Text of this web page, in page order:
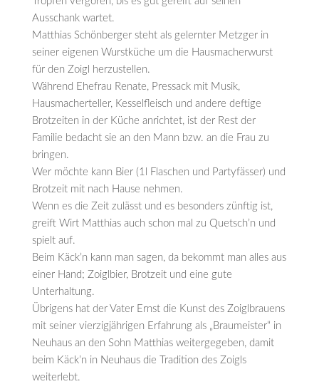
Ausschank wartet.
Matthias Schönberger steht als gelernter Metzger in
seiner eigenen Wurstküche um die Hausmacherwurst
für den Zoigl herzustellen.
Während Ehefrau Renate, Pressack mit Musik,
Hausmacherteller, Kesselfleisch und andere deftige
Brotzeiten in der Küche anrichtet, ist der Rest der
Familie bedacht sie an den Mann bzw. an die Frau zu
bringen.
Wer möchte kann Bier (1l Flaschen und Partyfässer) und
Brotzeit mit nach Hause nehmen.
Wenn es die Zeit zulässt und es besonders zünftig ist,
greift Wirt Matthias auch schon mal zu Quetsch’n und
spielt auf.
Beim Käck’n kann man sagen, da bekommt man alles aus
einer Hand; Zoiglbier, Brotzeit und eine gute
Unterhaltung.
Übrigens hat der Vater Ernst die Kunst des Zoiglbrauens
mit seiner vierzigjährigen Erfahrung als „Braumeister“ in
Neuhaus an den Sohn Matthias weitergegeben, damit
beim Käck’n in Neuhaus die Tradition des Zoigls
weiterlebt.